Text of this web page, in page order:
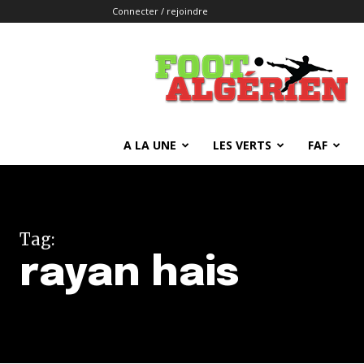
Connecter / rejoindre
FOOTALGERIEN
A LA UNE LES VERTS FAF
Tag:
rayan hais